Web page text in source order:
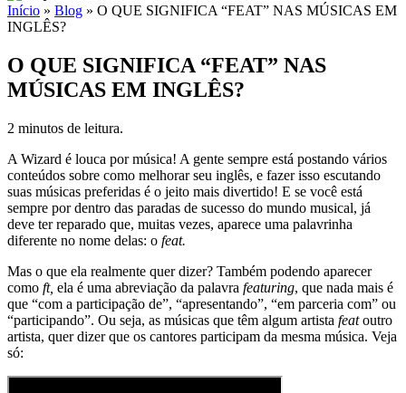
Início » Blog » O QUE SIGNIFICA “FEAT” NAS MÚSICAS EM
INGLÊS?
O QUE SIGNIFICA “FEAT” NAS
MÚSICAS EM INGLÊS?
2 minutos de leitura.
A Wizard é louca por música! A gente sempre está postando vários
conteúdos sobre como melhorar seu inglês, e fazer isso escutando
suas músicas preferidas é o jeito mais divertido! E se você está
sempre por dentro das paradas de sucesso do mundo musical, já
deve ter reparado que, muitas vezes, aparece uma palavrinha
diferente no nome delas: o feat.
Mas o que ela realmente quer dizer? Também podendo aparecer
como ft, ela é uma abreviação da palavra featuring, que nada mais é
que “com a participação de”, “apresentando”, “em parceria com” ou
“participando”. Ou seja, as músicas que têm algum artista featoutro
artista, quer dizer que os cantores participam da mesma música. Veja
só: